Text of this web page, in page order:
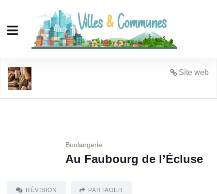
Site web
Boulangerie
Au Faubourg de l’Écluse
RÉVISION PARTAGER